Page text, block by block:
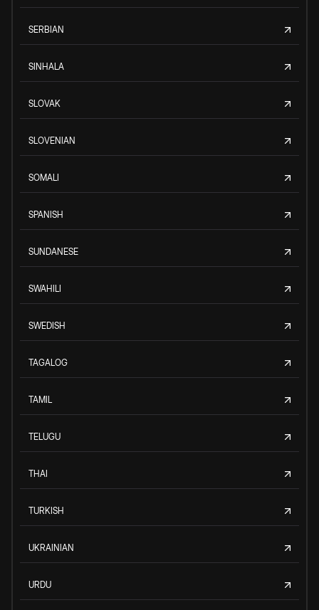
SERBIAN
SINHALA
SLOVAK
SLOVENIAN
SOMALI
SPANISH
SUNDANESE
SWAHILI
SWEDISH
TAGALOG
TAMIL
TELUGU
THAI
TURKISH
UKRAINIAN
URDU